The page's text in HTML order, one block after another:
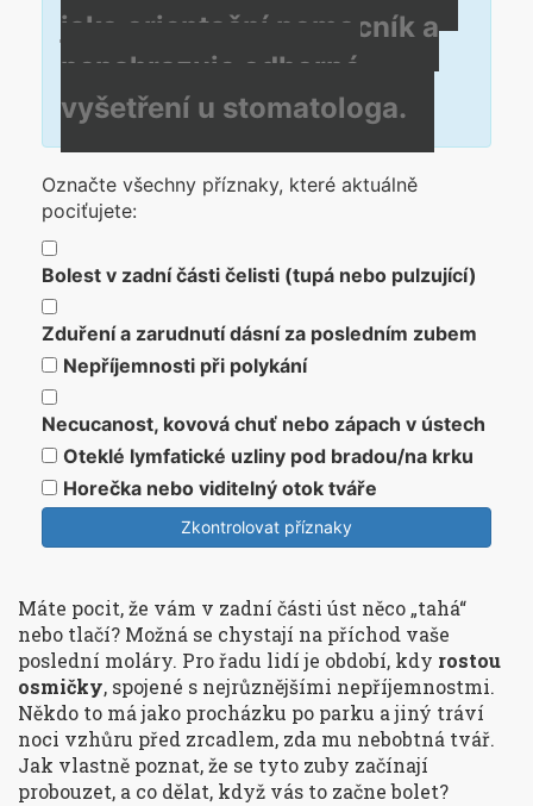
jako orientační pomocník a
nenahrazuje odborné
vyšetření u stomatologa.
Označte všechny příznaky, které aktuálně
pociťujete:
Bolest v zadní části čelisti (tupá nebo pulzující)
Zduření a zarudnutí dásní za posledním zubem
Nepříjemnosti při polykání
Necucanost, kovová chuť nebo zápach v ústech
Oteklé lymfatické uzliny pod bradou/na krku
Horečka nebo viditelný otok tváře
Zkontrolovat příznaky
Máte pocit, že vám v zadní části úst něco „tahá“
nebo tlačí? Možná se chystají na příchod vaše
poslední moláry. Pro řadu lidí je období, kdy rostou
osmičky, spojené s nejrůznějšími nepříjemnostmi.
Někdo to má jako procházku po parku a jiný tráví
noci vzhůru před zrcadlem, zda mu nebobtná tvář.
Jak vlastně poznat, že se tyto zuby začínají
probouzet, a co dělat, když vás to začne bolet?